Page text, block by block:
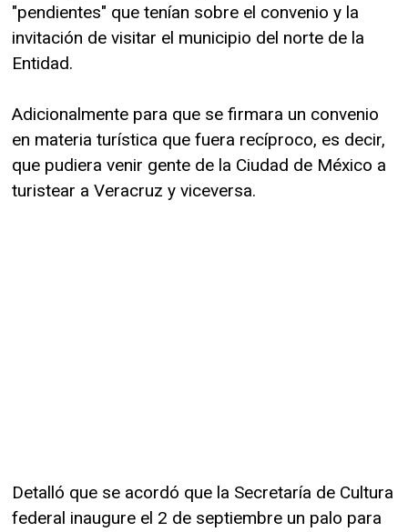
"pendientes" que tenían sobre el convenio y la
invitación de visitar el municipio del norte de la
Entidad.
Adicionalmente para que se firmara un convenio
en materia turística que fuera recíproco, es decir,
que pudiera venir gente de la Ciudad de México a
turistear a Veracruz y viceversa.
Detalló que se acordó que la Secretaría de Cultura
federal inaugure el 2 de septiembre un palo para